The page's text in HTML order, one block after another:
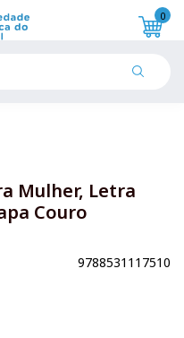
0
Mulher, Letra
Couro
9788531117510